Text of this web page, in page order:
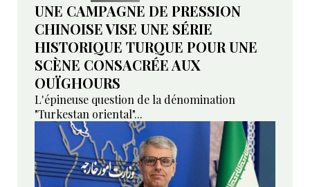
UNE CAMPAGNE DE PRESSION
CHINOISE VISE UNE SÉRIE
HISTORIQUE TURQUE POUR UNE
SCÈNE CONSACRÉE AUX
OUÏGHOURS
L'épineuse question de la dénomination
"Turkestan oriental"...